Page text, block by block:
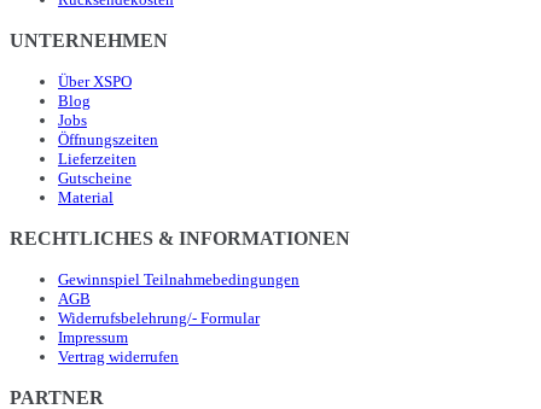
UNTERNEHMEN
Über XSPO
Blog
Jobs
Öffnungszeiten
Lieferzeiten
Gutscheine
Material
RECHTLICHES & INFORMATIONEN
Gewinnspiel Teilnahmebedingungen
AGB
Widerrufsbelehrung/- Formular
Impressum
Vertrag widerrufen
PARTNER